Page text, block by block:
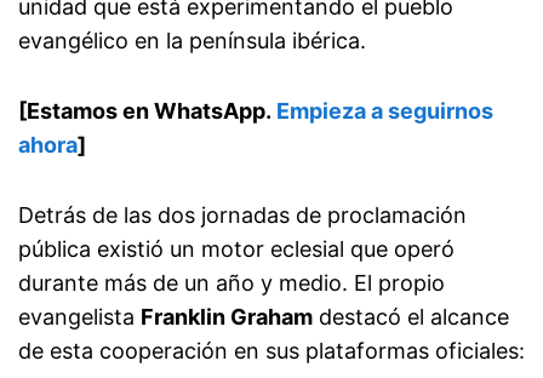
unidad que está experimentando el pueblo
evangélico en la península ibérica.
[Estamos en WhatsApp. Empieza a seguirnos
ahora]
Detrás de las dos jornadas de proclamación
pública existió un motor eclesial que operó
durante más de un año y medio. El propio
evangelista Franklin Graham destacó el alcance
de esta cooperación en sus plataformas oficiales: